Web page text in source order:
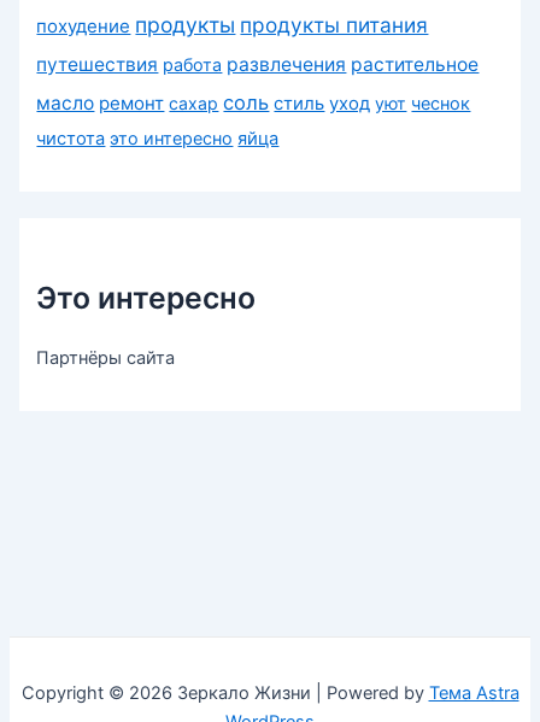
похудение продукты продукты питания
путешествия работа развлечения растительное
масло ремонт сахар соль стиль уход уют чеснок
чистота это интересно яйца
Это интересно
Партнёры сайта
Copyright © 2026 Зеркало Жизни | Powered by Тема Astra